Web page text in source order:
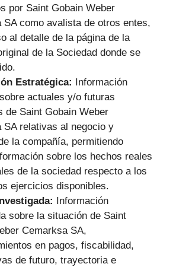
por Saint Gobain Weber
SA como avalista de otros entes,
al detalle de la página de la
de la Sociedad donde se
Estratégica: Información
actuales y/o futuras
de Saint Gobain Weber
SA relativas al negocio y
la compañía, permitiendo
sobre los hechos reales
de la sociedad respecto a los
ejercicios disponibles.
Información
sobre la situación de Saint
Cemarksa SA,
en pagos, fiscabilidad,
de futuro, trayectoria e